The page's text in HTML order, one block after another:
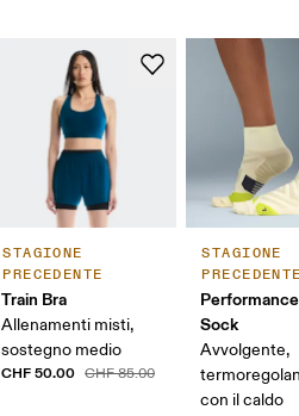
STAGIONE
PRECEDENTE
Train Bra
Allenamenti misti,
sostegno medio
CHF 50.00 CHF 85.00
STAGIONE
Sock
Avvolgente,
con il caldo